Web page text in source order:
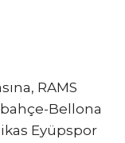
RAMS
Bellona
Eyüpspor